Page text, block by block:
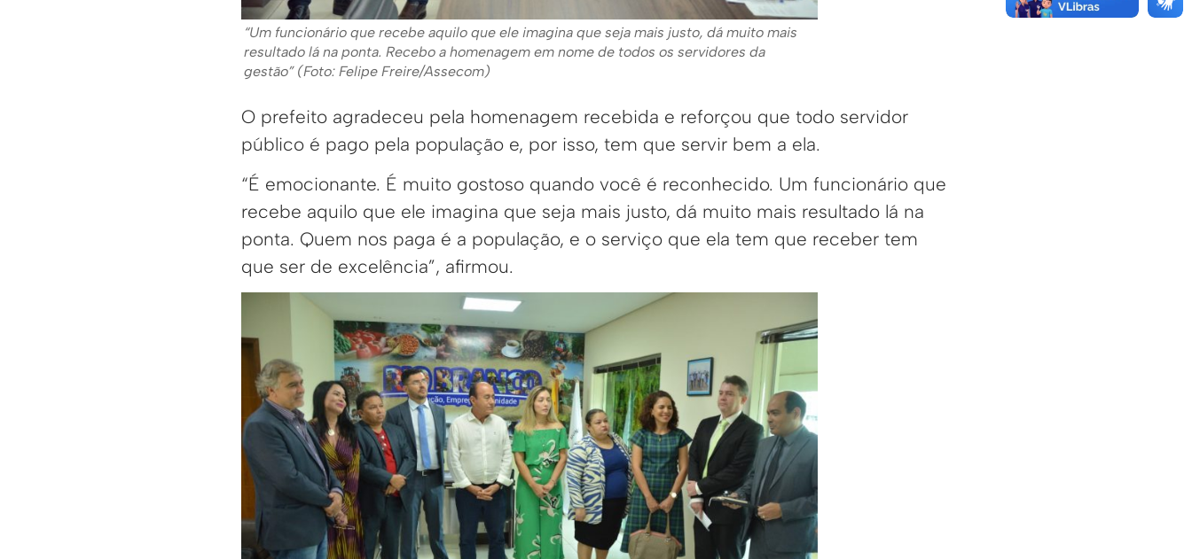
“Um funcionário que recebe aquilo que ele imagina que seja mais justo, dá muito mais
resultado lá na ponta. Recebo a homenagem em nome de todos os servidores da
gestão” (Foto: Felipe Freire/Assecom)
O prefeito agradeceu pela homenagem recebida e reforçou que todo servidor
público é pago pela população e, por isso, tem que servir bem a ela.
“É emocionante. É muito gostoso quando você é reconhecido. Um funcionário que
recebe aquilo que ele imagina que seja mais justo, dá muito mais resultado lá na
ponta. Quem nos paga é a população, e o serviço que ela tem que receber tem
que ser de excelência”, afirmou.